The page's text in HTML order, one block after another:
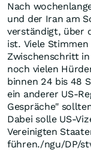
Nach
und der Iran am
verständigt, über
ist. Viele
Zwischenschritt
noch vielen
binnen 24 bis 48
ein anderer US-
Gespräche"
Dabei solle US-
Vereinigten
führen./ngu/DP/